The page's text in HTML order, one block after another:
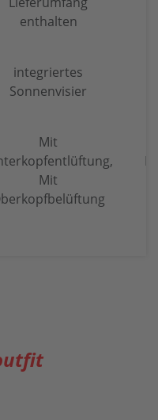
enthalten
integriertes
Sonnenvisier
Mit
Mit